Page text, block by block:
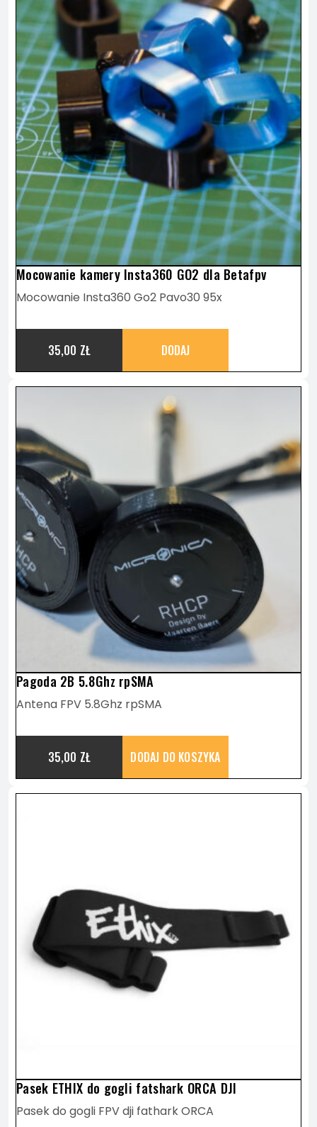
Mocowanie kamery Insta360 GO2 dla Betafpv
Mocowanie Insta360 Go2 Pavo30 95x
35,00 ZŁ DODAJ
TEN
MA
WIELE
OPCJE
MOŻNA
NA
STRONIE
Pagoda 2B 5.8Ghz rpSMA
Antena FPV 5.8Ghz rpSMA
35,00 ZŁ DODAJ DO KOSZYKA
Pasek ETHIX do gogli fatshark ORCA DJI
Pasek do gogli FPV dji fathark ORCA